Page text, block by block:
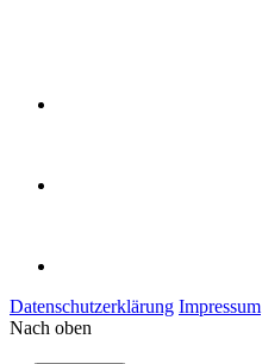
Datenschutzerklärung Impressum
Nach oben